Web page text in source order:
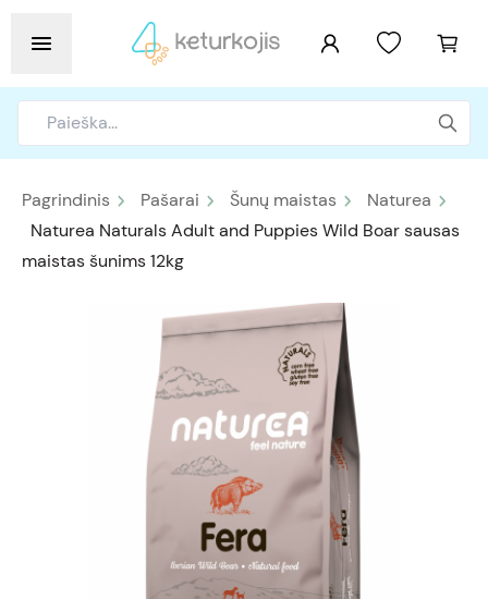
Pagrindinis Pašarai Šunų maistas
Naturea
Naturea Naturals Adult and Puppies Wild Boar sausas
maistas šunims 12kg